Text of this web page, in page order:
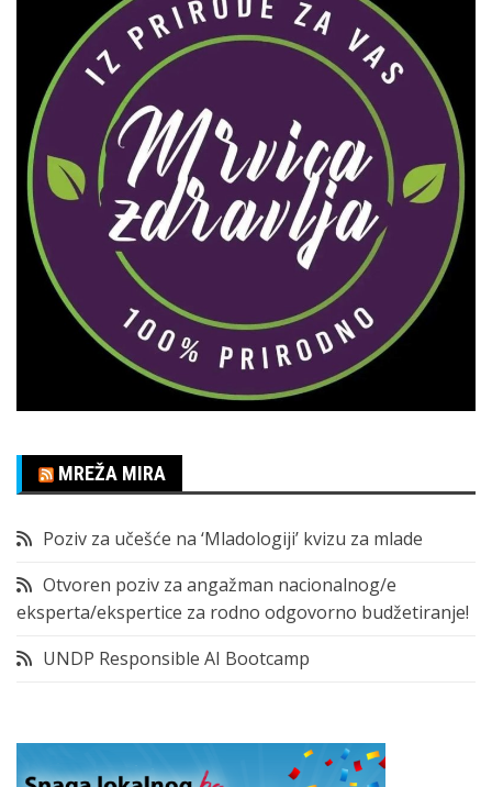
MREŽA MIRA
Poziv za učešće na ‘Mladologiji’ kvizu za mlade
Otvoren poziv za angažman nacionalnog/e
eksperta/ekspertice za rodno odgovorno budžetiranje!
UNDP Responsible AI Bootcamp